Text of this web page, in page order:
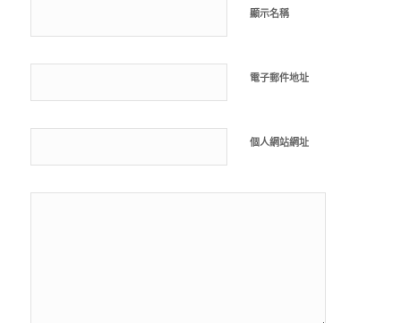
顯示名稱
電子郵件地址
個人網站網址